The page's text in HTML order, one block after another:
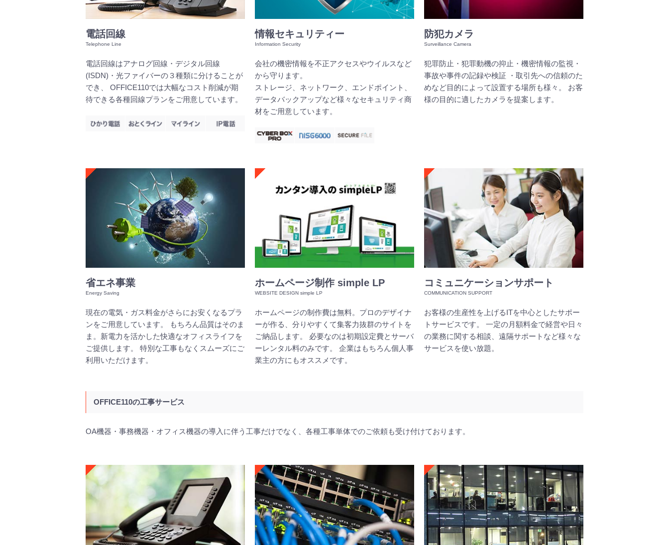
電話回線
電話回線はアナログ回線・デジタル回線
(ISDN)・光ファイバーの３種類に分けることが
でき、 OFFICE110では大幅なコスト削減が期
待できる各種回線プランをご用意しています。
情報セキュリティー
会社の機密情報を不正アクセスやウイルスなど
から守ります。
ストレージ、ネットワーク、エンドポイント、
データバックアップなど様々なセキュリティ商
材をご用意しています。
防犯カメラ
犯罪防止・犯罪動機の抑止・機密情報の監視・
事故や事件の記録や検証 ・取引先への信頼のた
めなど目的によって設置する場所も様々。 お客
様の目的に適したカメラを提案します。
省エネ事業
現在の電気・ガス料金がさらにお安くなるプラ
ンをご用意しています。 もちろん品質はそのま
ま。新電力を活かした快適なオフィスライフを
ご提供します。 特別な工事もなくスムーズにご
利用いただけます。
ホームページ制作 simple LP
ホームページの制作費は無料。プロのデザイナ
ーが作る、分りやすくて集客力抜群のサイトを
ご納品します。 必要なのは初期設定費とサーバ
ーレンタル料のみです。 企業はもちろん個人事
業主の方にもオススメです。
コミュニケーションサポート
お客様の生産性を上げるITを中心としたサポー
トサービスです。 一定の月額料金で経営や日々
の業務に関する相談、遠隔サポートなど様々な
サービスを使い放題。
OFFICE110の工事サービス
OA機器・事務機器・オフィス機器の導入に伴う工事だけでなく、各種工事単体でのご依頼も受け付けております。